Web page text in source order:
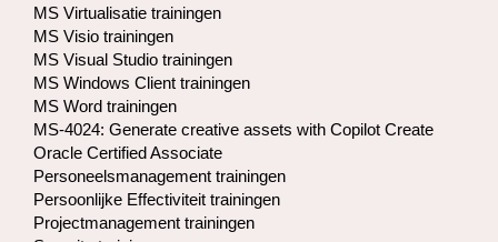
MS Virtualisatie trainingen
MS Visio trainingen
MS Visual Studio trainingen
MS Windows Client trainingen
MS Word trainingen
MS-4024: Generate creative assets with Copilot Create
Oracle Certified Associate
Personeelsmanagement trainingen
Persoonlijke Effectiviteit trainingen
Projectmanagement trainingen